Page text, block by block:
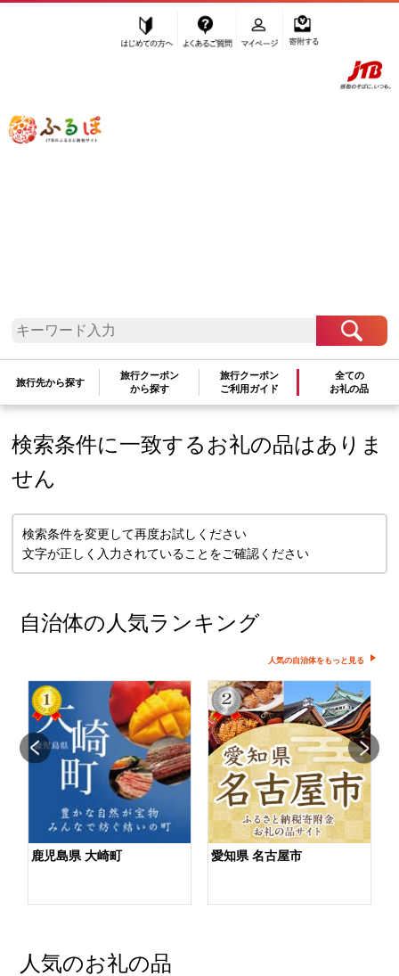
ふるぽ JTBのふるさと納税サイト
旅行先から探す
旅行クーポン
から探す
旅行クーポン
ご利用ガイド
全ての
お礼の品
カバン
検索条件に一致するお礼の品はありま
せん
検索条件を変更して再度お試しください
文字が正しく入力されていることをご確認ください
自治体の人気ランキング
人気の自治体をもっと見る
鹿児島県 大崎町 愛知県 名古屋市
人気のお礼の品